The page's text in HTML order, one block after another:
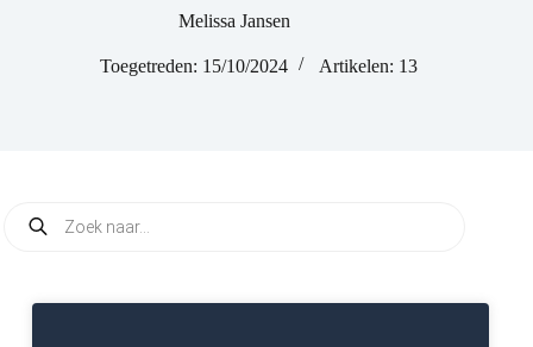
Melissa Jansen
Toegetreden: 15/10/2024 Artikelen: 13